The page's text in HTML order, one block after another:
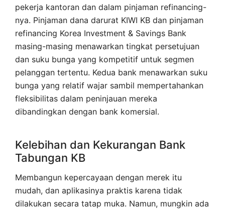
pekerja kantoran dan dalam pinjaman refinancing-
nya. Pinjaman dana darurat KIWI KB dan pinjaman
refinancing Korea Investment & Savings Bank
masing-masing menawarkan tingkat persetujuan
dan suku bunga yang kompetitif untuk segmen
pelanggan tertentu. Kedua bank menawarkan suku
bunga yang relatif wajar sambil mempertahankan
fleksibilitas dalam peninjauan mereka
dibandingkan dengan bank komersial.
Kelebihan dan Kekurangan Bank
Tabungan KB
Membangun kepercayaan dengan merek itu
mudah, dan aplikasinya praktis karena tidak
dilakukan secara tatap muka. Namun, mungkin ada